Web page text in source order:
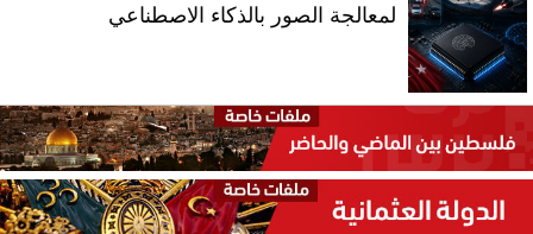
لمعالجة الصور بالذكاء الاصطناعي